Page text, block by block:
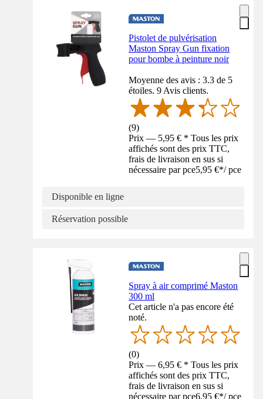
Pistolet de pulvérisation
Maston Spray Gun fixation
pour bombe à peinture noir
Moyenne des avis : 3.3 de 5
étoiles. 9 Avis clients.
(9)
Prix — 5,95 € * Tous les prix
affichés sont des prix TTC,
frais de livraison en sus si
nécessaire par pce5,95 €*/ pce
Disponible en ligne
Réservation possible
Spray à air comprimé Maston
300 ml
Cet article n'a pas encore été
noté.
(0)
Prix — 6,95 € * Tous les prix
affichés sont des prix TTC,
frais de livraison en sus si
nécessaire par pce6,95 €*/ pce